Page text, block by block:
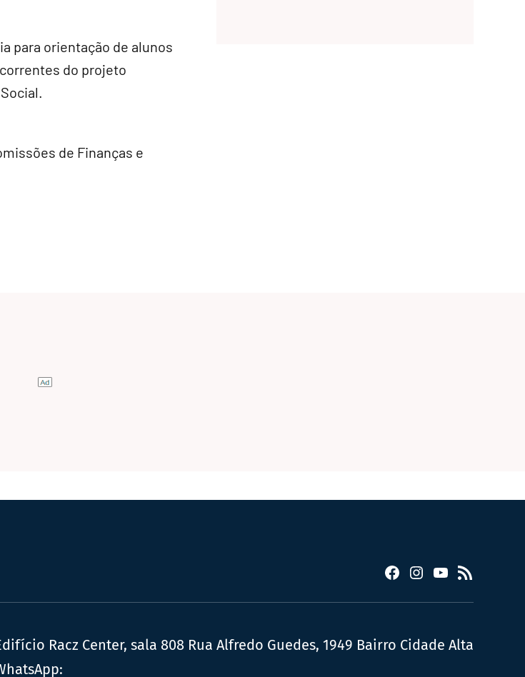
para orientação de alunos
do projeto
de Finanças e
Facebook
Instagram
YouTube
RSS
Racz Center, sala 808 Rua Alfredo Guedes, 1949 Bairro Cidade Alta